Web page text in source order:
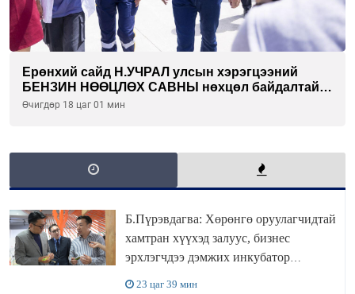
Ерөнхий сайд Н.УЧРАЛ улсын хэрэгцээний
БЕНЗИН НӨӨЦЛӨХ САВНЫ нөхцөл байдалтай
танилцлаа
Өчигдөр 18 цаг 01 мин
Б.Пүрэвдагва: Хөрөнгө оруулагчидтай
хамтран хүүхэд залуус, бизнес
эрхлэгчдээ дэмжих инкубатор
23 цаг 39 мин